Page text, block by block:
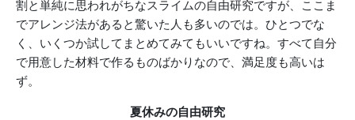
割と単純に思われがちなスライムの自由研究ですが、ここま
でアレンジ法があると驚いた人も多いのでは。ひとつでな
く、いくつか試してまとめてみてもいいですね。すべて自分
で用意した材料で作るものばかりなので、満足度も高いは
ず。
夏休みの自由研究